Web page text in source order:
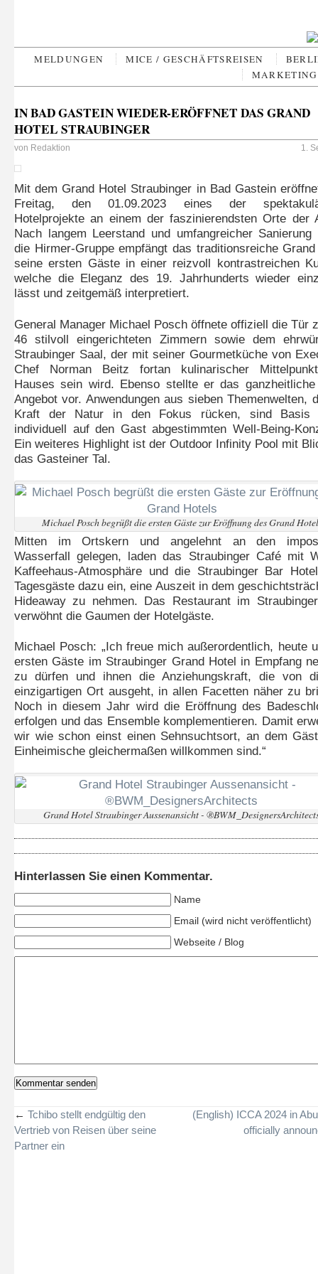
MELDUNGEN MICE / GESCHÄFTSREISEN
IN BAD GASTEIN WIEDER-ERÖFFNET DAS GRAND
HOTEL STRAUBINGER
1.
von Redaktion
Mit dem Grand Hotel Straubinger in Bad Gastein
Freitag, den 01.09.2023 eines der
Hotelprojekte an einem der faszinierendsten Orte der
Nach langem Leerstand und umfangreicher Sanierung
die Hirmer-Gruppe empfängt das traditionsreiche
seine ersten Gäste in einer reizvoll kontrastreichen
welche die Eleganz des 19. Jahrhunderts wieder
lässt und zeitgemäß interpretiert.
General Manager Michael Posch öffnete offiziell die Tür
46 stilvoll eingerichteten Zimmern sowie dem
Straubinger Saal, der mit seiner Gourmetküche von
Chef Norman Beitz fortan kulinarischer
Hauses sein wird. Ebenso stellte er das ganzheitliche
Angebot vor. Anwendungen aus sieben Themenwelten,
Kraft der Natur in den Fokus rücken, sind Basis
individuell auf den Gast abgestimmten Well-Being-
Ein weiteres Highlight ist der Outdoor Infinity Pool mit
das Gasteiner Tal.
Michael Posch begrüßt die ersten Gäste zur Eröffnung des Grand
Mitten im Ortskern und angelehnt an den
Wasserfall gelegen, laden das Straubinger Café mit
Kaffeehaus-Atmosphäre und die Straubinger Bar
Tagesgäste dazu ein, eine Auszeit in dem
Hideaway zu nehmen. Das Restaurant im
verwöhnt die Gaumen der Hotelgäste.
Michael Posch: „Ich freue mich außerordentlich, heute
ersten Gäste im Straubinger Grand Hotel in Empfang
zu dürfen und ihnen die Anziehungskraft, die von
einzigartigen Ort ausgeht, in allen Facetten näher zu
Noch in diesem Jahr wird die Eröffnung des
erfolgen und das Ensemble komplementieren. Damit
wir wie schon einst einen Sehnsuchtsort, an dem
Einheimische gleichermaßen willkommen sind.“
Grand Hotel Straubinger Aussenansicht -
Hinterlassen Sie einen Kommentar.
Name
Email (wird nicht veröffentlicht)
Webseite / Blog
(English) ICCA 2024 in
officially
← Tchibo stellt endgültig den
Vertrieb von Reisen über seine
Partner ein